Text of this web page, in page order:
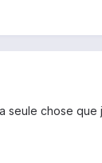
seule chose